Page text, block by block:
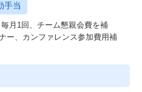
手当
月1回、チーム懇親会費を補
ー、カンファレンス参加費用補